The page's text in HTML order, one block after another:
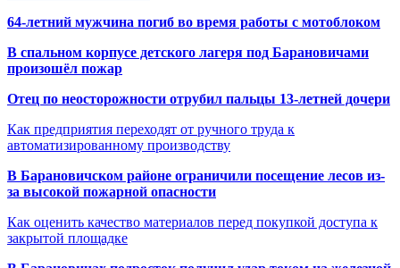
64-летний мужчина погиб во время работы с мотоблоком
В спальном корпусе детского лагеря под Барановичами
произошёл пожар
Отец по неосторожности отрубил пальцы 13-летней дочери
Как предприятия переходят от ручного труда к
автоматизированному производству
В Барановичском районе ограничили посещение лесов из-
за высокой пожарной опасности
Как оценить качество материалов перед покупкой доступа к
закрытой площадке